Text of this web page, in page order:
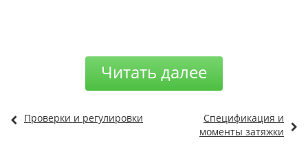
Читать далее
Проверки и регулировки
Спецификация и
моменты затяжки